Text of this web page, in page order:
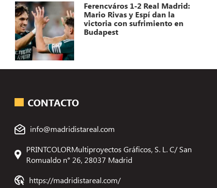
Ferencváros 1-2 Real Madrid:
Mario Rivas y Espí dan la
victoria con sufrimiento en
Budapest
CONTACTO
info@madridistareal.com
PRINTCOLORMultiproyectos Gráficos, S. L. C/ San
Romualdo n° 26, 28037 Madrid
https://madridistareal.com/